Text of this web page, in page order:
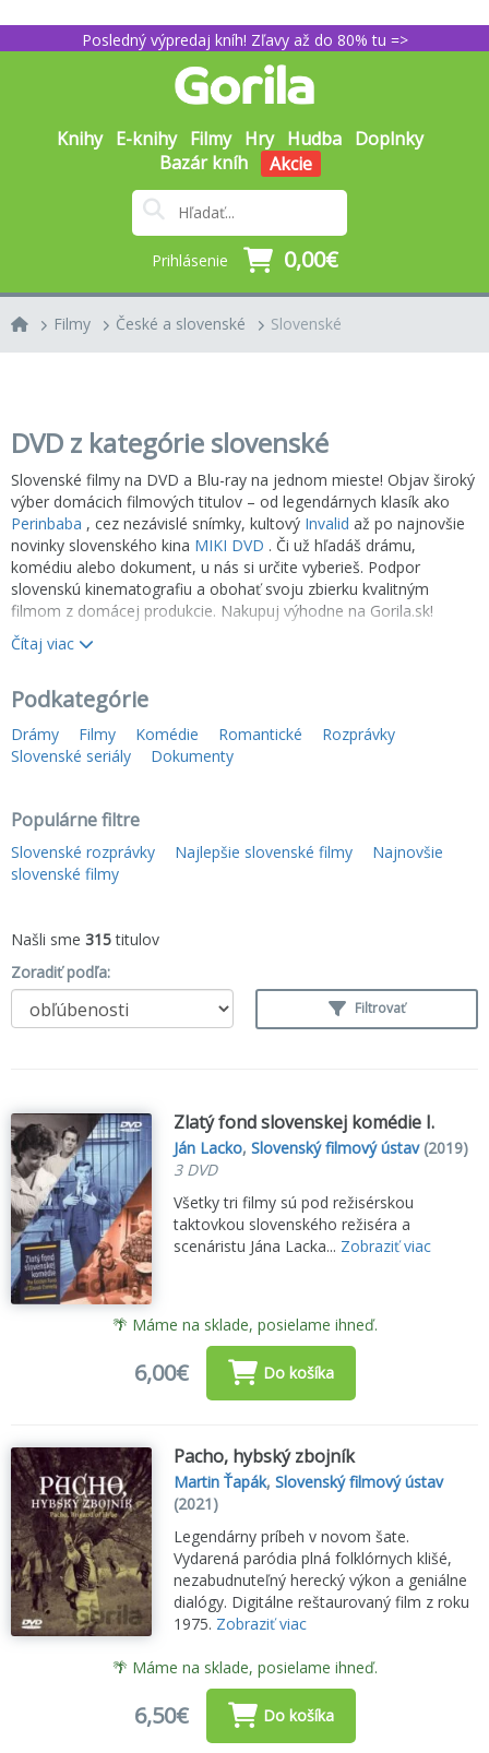
Posledný výpredaj kníh! Zľavy až do 80% tu =>
Knihy E-knihy Filmy Hry Hudba Doplnky
Bazár kníh
Akcie
Prihlásenie 0,00€
Filmy České a slovenské Slovenské
DVD z kategórie slovenské
Slovenské filmy na DVD a Blu-ray na jednom mieste! Objav široký
výber domácich filmových titulov – od legendárnych klasík ako
Perinbaba , cez nezávislé snímky, kultový Invalid až po najnovšie
novinky slovenského kina MIKI DVD . Či už hľadáš drámu,
komédiu alebo dokument, u nás si určite vyberieš. Podpor
slovenskú kinematografiu a obohať svoju zbierku kvalitným
filmom z domácej produkcie. Nakupuj výhodne na Gorila.sk!
✅Top 10 slovenských filmov
Čítaj viac
Podkategórie
Drámy Filmy Komédie Romantické
Rozprávky
Slovenské seriály
Dokumenty
Populárne filtre
Slovenské rozprávky Najlepšie slovenské filmy
Najnovšie
slovenské filmy
Našli sme 315titulov
Zoradiť podľa:
Filtrovať
Zlatý fond slovenskej komédie I.
Ján Lacko,Slovenský filmový ústav(2019)
3 DVD
Všetky tri filmy sú pod režisérskou
taktovkou slovenského režiséra a
scenáristu Jána Lacka... Zobraziť viac
🌴 Máme na sklade, posielame ihneď.
6,00€ Do košíka
Pacho, hybský zbojník
Martin Ťapák,Slovenský filmový ústav
(2021)
Legendárny príbeh v novom šate.
Vydarená paródia plná folklórnych klišé,
nezabudnuteľný herecký výkon a geniálne
dialógy. Digitálne reštaurovaný film z roku
1975. Zobraziť viac
🌴 Máme na sklade, posielame ihneď.
6,50€ Do košíka